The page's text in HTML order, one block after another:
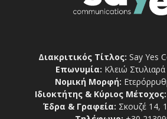
Διακριτικός Τίτλος: Say Yes
Επωνυμία: Κλειώ Στυλιαρά
Νομική Μορφή:
Ιδιοκτήτης & Κύριος Μέτοχος:
Έδρα & Γραφεία: Σκουζέ 14,